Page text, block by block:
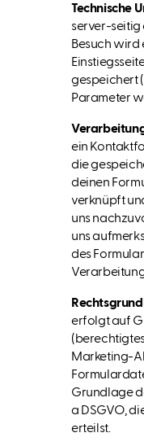
Technische
server-seitig
Besuch wird
gespeichert
Parameter
ein
die
deinen
verknüpft
uns
uns
des
erfolgt auf
Marketing-
Grundlage
a DSGVO,
erteilst.